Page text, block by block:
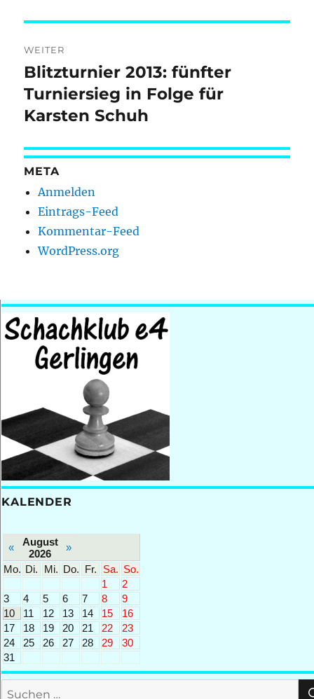
WEITER
Nächster
Beitrag:
Blitzturnier 2013: fünfter
Turniersieg in Folge für
Karsten Schuh
META
Anmelden
Eintrags-Feed
Kommentar-Feed
WordPress.org
KALENDER
«
August
2026
»
Mo. Di. Mi. Do. Fr. Sa. So.
1
2
3
4 5 6 7 8
9
10
11 12 13 14 15
16
17
18 19 20 21 22
23
24
25 26 27 28 29
30
31
Suchen